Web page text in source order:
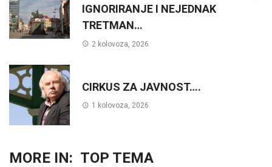
IGNORIRANJE I NEJEDNAK
TRETMAN…
2 kolovoza, 2026
CIRKUS ZA JAVNOST….
1 kolovoza, 2026
MORE IN: TOP TEMA